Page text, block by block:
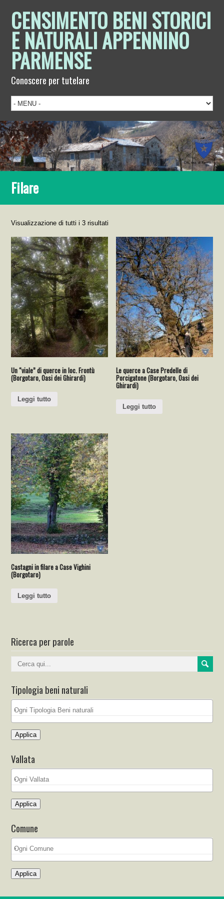
CENSIMENTO BENI STORICI
E NATURALI APPENNINO
PARMENSE
Conoscere per tutelare
Filare
Visualizzazione di tutti i 3 risultati
Un “viale” di querce in loc. Frontù
(Borgotaro, Oasi dei Ghirardi)
Leggi tutto
Le querce a Case Predelle di
Porcigatone (Borgotaro, Oasi dei
Ghirardi)
Leggi tutto
Castagni in filare a Case Vighini
(Borgotaro)
Leggi tutto
Ricerca per parole
Tipologia beni naturali
Applica
Vallata
Applica
Comune
Applica